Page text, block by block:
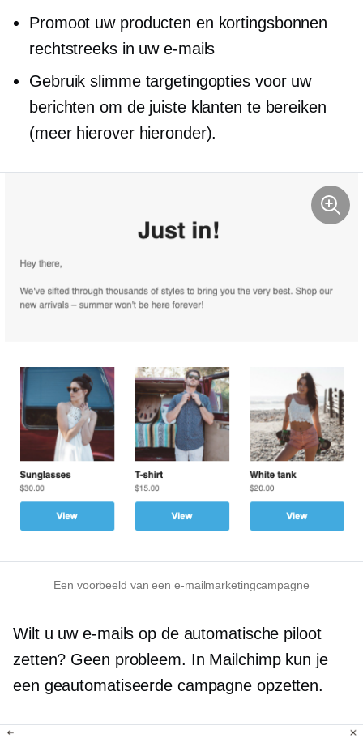
Promoot uw producten en kortingsbonnen
rechtstreeks in uw e-mails
Gebruik slimme targetingopties voor uw
berichten om de juiste klanten te bereiken
(meer hierover hieronder).
Een voorbeeld van een e-mailmarketingcampagne
Wilt u uw e-mails op de automatische piloot
zetten? Geen probleem. In Mailchimp kun je
een geautomatiseerde campagne opzetten.